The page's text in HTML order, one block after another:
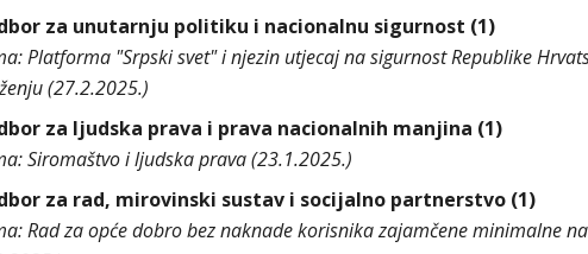
za unutarnju politiku i nacionalnu sigurnost (1)
Platforma "Srpski svet" i njezin utjecaj na sigurnost Republike
(27.2.2025.)
za ljudska prava i prava nacionalnih manjina (1)
Siromaštvo i ljudska prava (23.1.2025.)
za rad, mirovinski sustav i socijalno partnerstvo (1)
Rad za opće dobro bez naknade korisnika zajamčene minimalne